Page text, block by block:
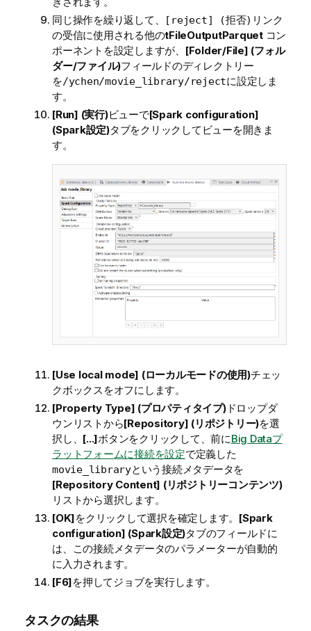
同じ操作を繰り返して、
[reject] (拒否) リンク
の受信に使用される他のtFileOutputParquetコン
ポーネントを設定しますが、 [Folder/File] (フォル
ダー/ファイル)フィールドのディレクトリー
を/ychen/movie_library/rejectに設定しま
す。
[Run] (実行)ビューで[Spark configuration]
(Spark設定)タブをクリックしてビューを開きま
す。
[Use local mode] (ローカルモードの使用)チェッ
クボックスをオフにします。
[Property Type] (プロパティタイプ)ドロップダ
ウンリストから[Repository] (リポジトリー)を選
択し、 [...]ボタンをクリックして、前にBig Dataプ
ラットフォームに接続を設定で定義した
movie_libraryという接続メタデータを
[Repository Content] (リポジトリーコンテンツ)
リストから選択します。
[OK]をクリックして選択を確定します。 [Spark
configuration] (Spark設定)タブのフィールドに
は、この接続メタデータのパラメーターが自動的
に入力されます。
[F6]を押してジョブを実行します。
タスクの結果